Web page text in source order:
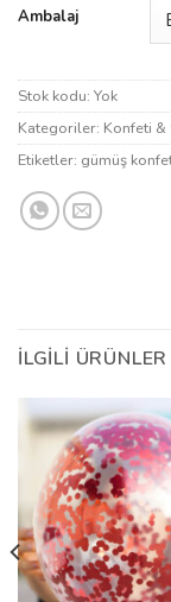
Ambalaj
Stok kodu: Yok
Kategoriler: Konfeti &
Etiketler: gümüş
İLGILI ÜRÜNLER